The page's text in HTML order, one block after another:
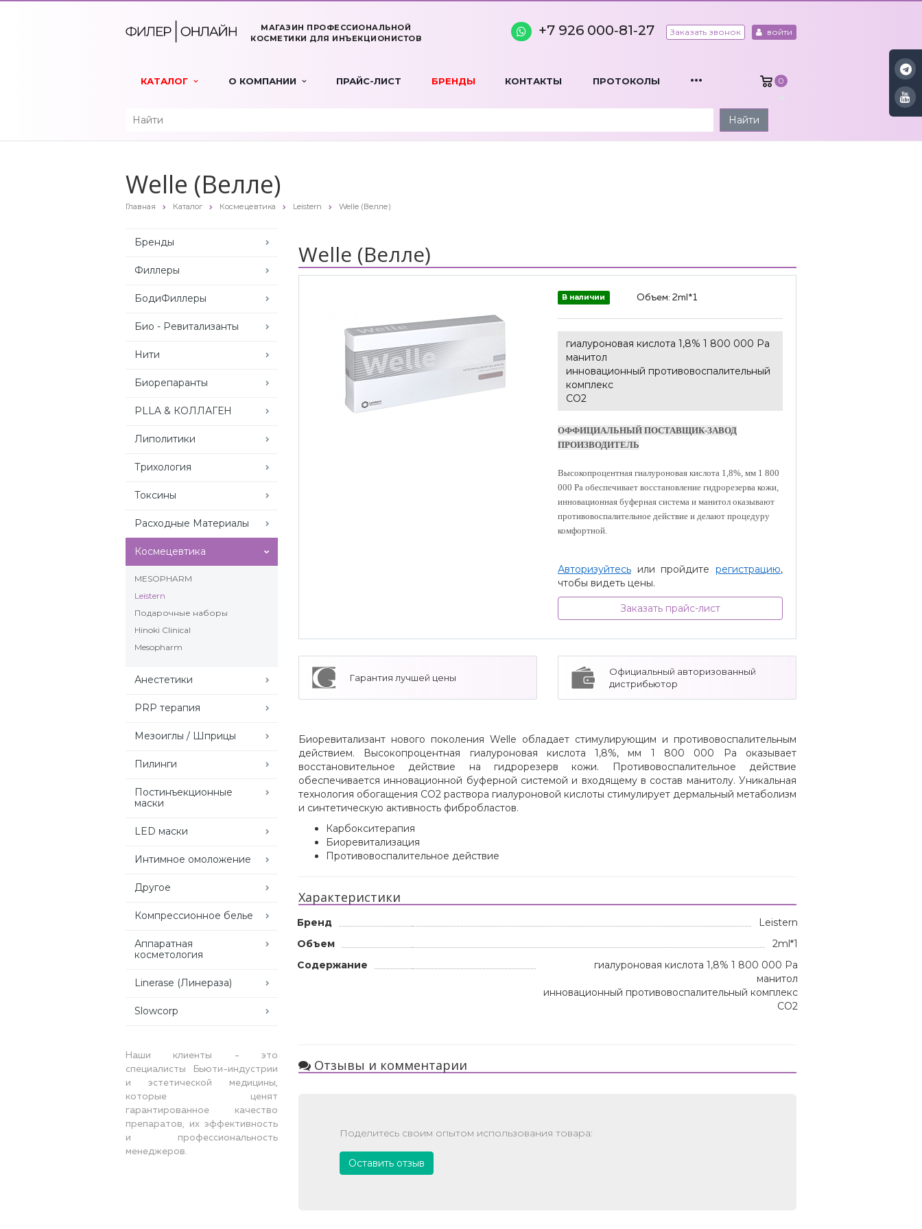
МАГАЗИН ПРОФЕССИОНАЛЬНОЙ
КОСМЕТИКИ ДЛЯ ИНЪЕКЦИОНИСТОВ
войти
Заказать звонок
+7 926 000‑81‑27
КАТАЛОГ О КОМПАНИИ ПРАЙС-ЛИСТ БРЕНДЫ КОНТАКТЫ ПРОТОКОЛЫ ... 0
Найти
Welle (Велле)
Главная Каталог Космецевтика Leistern Welle (Велле)
Бренды
Филлеры
БодиФиллеры
Био - Ревитализанты
Нити
Биорепаранты
PLLA & КОЛЛАГЕН
Липолитики
Трихология
Токсины
Расходные Материалы
Космецевтика
MESOPHARM
Leistern
Подарочные наборы
Hinoki Clinical
Mesopharm
Анестетики
PRP терапия
Мезоиглы / Шприцы
Пилинги
Постинъекционные
маски
LED маски
Интимное омоложение
Другое
Компрессионное белье
Аппаратная
косметология
Linerase (Линераза)
Slowcorp
Наши клиенты - это
специалисты Бьюти-индустрии
и эстетической медицины,
которые ценят
гарантированное качество
препаратов, их эффективность
и профессиональность
менеджеров.
Welle (Велле)
В наличии Объем: 2ml*1
гиалуроновая кислота 1,8% 1 800 000 Ра
манитол
инновационный противовоспалительный
комплекс
CO2
ОФФИЦИАЛЬНЫЙ ПОСТАВЩИК-ЗАВОД
ПРОИЗВОДИТЕЛЬ
Высокопроцентная гиалуроновая кислота 1,8%, мм 1 800
000 Ра обеспечивает восстановление гидрорезерва кожи,
инновационная буферная система и манитол оказывают
противовоспалительное действие и делают процедуру
комфортной.
Авторизуйтесь или пройдите регистрацию,
чтобы видеть цены.
Заказать прайс-лист
Гарантия лучшей цены
Официальный авторизованный
дистрибьютор
Биоревитализант нового поколения Welle обладает стимулирующим и противовоспалительным
действием. Высокопроцентная гиалуроновая кислота 1,8%, мм 1 800 000 Ра оказывает
восстановительное действие на гидрорезерв кожи. Противовоспалительное действие
обеспечивается инновационной буферной системой и входящему в состав манитолу. Уникальная
технология обогащения СО2 раствора гиалуроновой кислоты стимулирует дермальный метаболизм
и синтетическую активность фибробластов.
Карбокситерапия
Биоревитализация
Противовоспалительное действие
Характеристики
Бренд
Leistern
Объем
2ml*1
Содержание
гиалуроновая кислота 1,8% 1 800 000 Ра
манитол
инновационный противовоспалительный комплекс
CO2
Отзывы и комментарии
Поделитесь своим опытом использования товара:
Оставить отзыв